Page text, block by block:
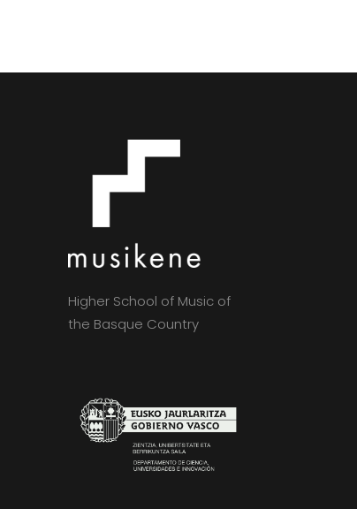
Higher School of Music of
the Basque Country